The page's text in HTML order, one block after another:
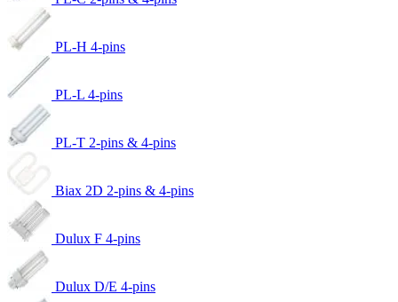
PL-H 4-pins
PL-L 4-pins
PL-T 2-pins & 4-pins
Biax 2D 2-pins & 4-pins
Dulux F 4-pins
Dulux D/E 4-pins